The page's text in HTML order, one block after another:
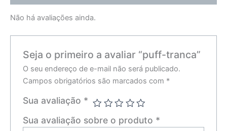
Não há avaliações ainda.
Seja o primeiro a avaliar “puff-tranca”
O seu endereço de e-mail não será publicado.
Campos obrigatórios são marcados com *
Sua avaliação *
Sua avaliação sobre o produto *